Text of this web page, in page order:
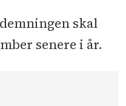
skal
senere i år.